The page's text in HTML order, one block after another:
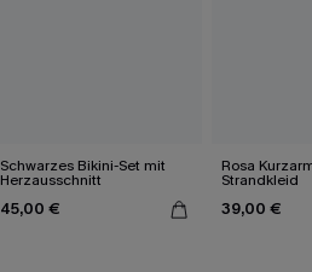
Schwarzes Bikini-Set mit
Herzausschnitt
45,00 €
Rosa
Strandkleid
39,00 €